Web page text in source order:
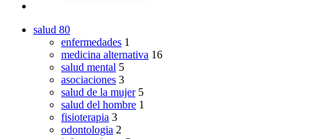
salud 80
enfermedades 1
medicina alternativa 16
salud mental 5
asociaciones 3
salud de la mujer 5
salud del hombre 1
fisioterapia 3
odontologia 2